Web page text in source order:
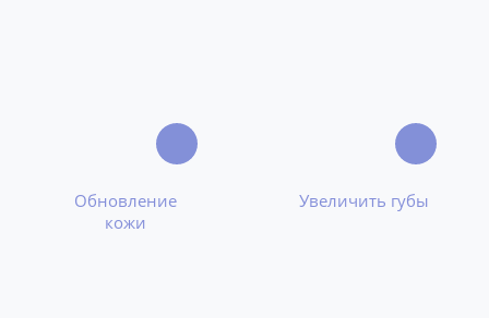
Обновление
кожи
Увеличить губы